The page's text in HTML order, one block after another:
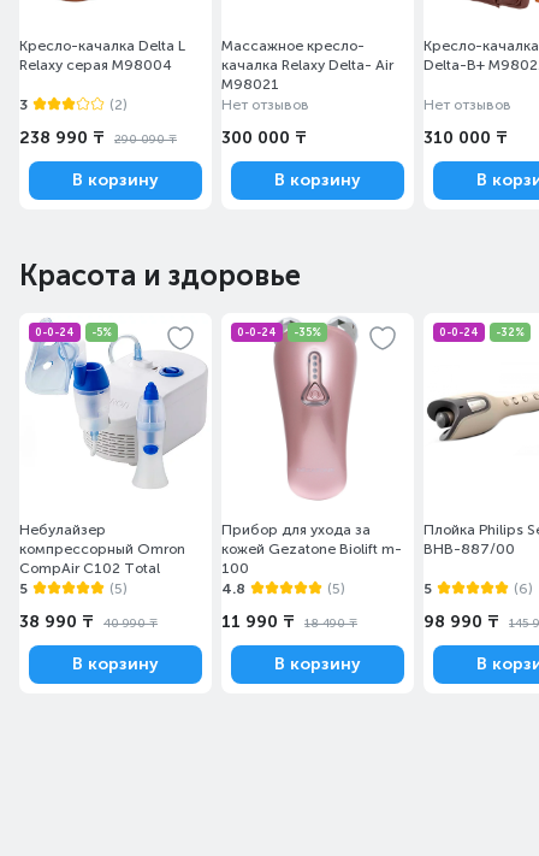
Кресло-качалка Delta L
Relaxy серая M98004
3 (2)
238 990 ₸ 290 090 ₸
В корзину
Массажное кресло-
качалка Relaxy Delta- Air
M98021
Нет отзывов
300 000 ₸
В корзину
Кресло-
Delta-В+
Нет отзывов
310 000 ₸
В
Красота и здоровье
0-0-24 -5%
Небулайзер
компрессорный Omron
CompAir C102 Total
5
(5)
38 990 ₸ 40 990 ₸
В корзину
0-0-24 -35%
Прибор для ухода за
кожей Gezatone Biolift m-
100
4.8
(5)
11 990 ₸ 18 490 ₸
В корзину
0-0-24 -32%
Плойка Philips
BHB-887/00
5 (6)
98 990 ₸ 145
В